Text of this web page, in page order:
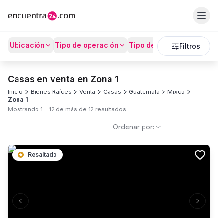
Ubicación Tipo de operación Tipo de Propiedad
Filtros
Casas en venta en Zona 1
Inicio Bienes Raíces Venta Casas Guatemala
Mixco
Zona 1
Mostrando 1 - 12 de más de 12 resultados
Ordenar por:
Previous slide Next
Resaltado